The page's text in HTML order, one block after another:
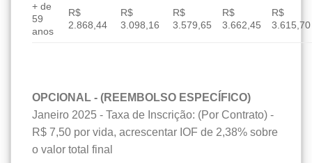
+ de
59
anos
R$
2.868,44
R$
3.098,16
R$
3.579,65
R$
3.662,45
R$
3.615,70
OPCIONAL - (REEMBOLSO ESPECÍFICO)
Janeiro 2025 - Taxa de Inscrição: (Por Contrato) -
R$ 7,50 por vida, acrescentar IOF de 2,38% sobre
o valor total final